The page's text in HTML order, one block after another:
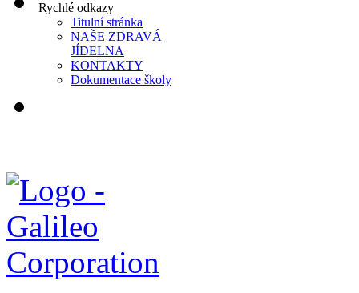
Rychlé odkazy
Titulní stránka
NAŠE ZDRAVÁ
JÍDELNA
KONTAKTY
Dokumentace školy